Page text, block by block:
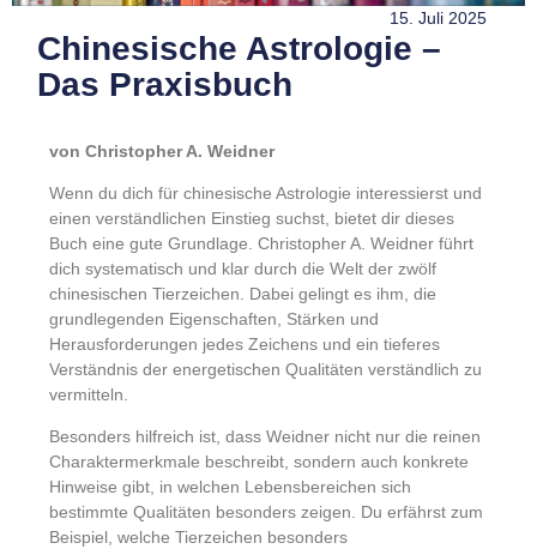
15. Juli 2025
Chinesische Astrologie –
Das Praxisbuch
von Christopher A. Weidner
Wenn du dich für chinesische Astrologie interessierst und
einen verständlichen Einstieg suchst, bietet dir dieses
Buch eine gute Grundlage. Christopher A. Weidner führt
dich systematisch und klar durch die Welt der zwölf
chinesischen Tierzeichen. Dabei gelingt es ihm, die
grundlegenden Eigenschaften, Stärken und
Herausforderungen jedes Zeichens und ein tieferes
Verständnis der energetischen Qualitäten verständlich zu
vermitteln.
Besonders hilfreich ist, dass Weidner nicht nur die reinen
Charaktermerkmale beschreibt, sondern auch konkrete
Hinweise gibt, in welchen Lebensbereichen sich
bestimmte Qualitäten besonders zeigen. Du erfährst zum
Beispiel, welche Tierzeichen besonders